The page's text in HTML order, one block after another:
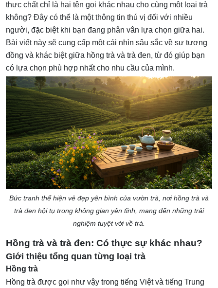
thực chất chỉ là hai tên gọi khác nhau cho cùng một loại trà
không? Đây có thể là một thông tin thú vị đối với nhiều
người, đặc biệt khi bạn đang phân vân lựa chọn giữa hai.
Bài viết này sẽ cung cấp một cái nhìn sâu sắc về sự tương
đồng và khác biệt giữa hồng trà và trà đen, từ đó giúp bạn
có lựa chọn phù hợp nhất cho nhu cầu của mình.
Bức tranh thể hiện vẻ đẹp yên bình của vườn trà, nơi hồng trà và
trà đen hội tụ trong không gian yên tĩnh, mang đến những trải
nghiệm tuyệt vời về trà.
Hồng trà và trà đen: Có thực sự khác nhau?
Giới thiệu tổng quan từng loại trà
Hồng trà
Hồng trà được gọi như vậy trong tiếng Việt và tiếng Trung